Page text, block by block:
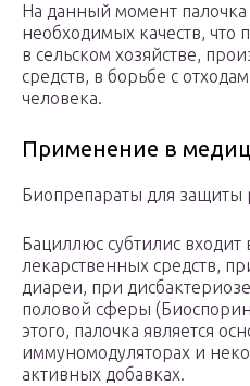
На данный момент палочка
необходимых качеств, что
в сельском хозяйстве,
средств, в борьбе с
человека.
Применение в
Биопрепараты для защиты
Бациллюс субтилис входит
лекарственных средств,
диареи, при
половой сферы
этого, палочка является
иммуномодуляторах и
активных добавках.